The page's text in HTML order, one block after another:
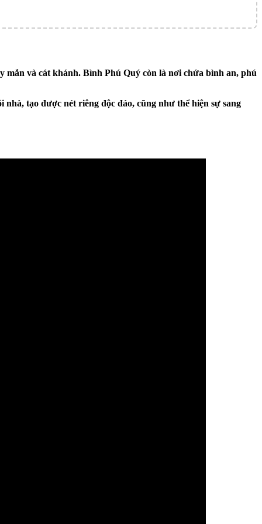
mắn và cát khánh. Bình Phú Quý còn là nơi chứa bình an, phú
tạo được nét riêng độc đáo, cũng như thể hiện sự sang